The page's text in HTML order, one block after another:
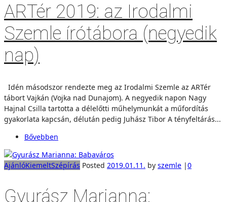
ARTér 2019: az Irodalmi
Szemle írótábora (negyedik
nap)
Idén másodszor rendezte meg az Irodalmi Szemle az ARTér
tábort Vajkán (Vojka nad Dunajom). A negyedik napon Nagy
Hajnal Csilla tartotta a délelőtti műhelymunkát a műfordítás
gyakorlata kapcsán, délután pedig Juhász Tibor A tényfeltárás...
Bővebben
AjánlóKiemeltSzépírás Posted 2019.01.11. by szemle |0
Gyurász Marianna: